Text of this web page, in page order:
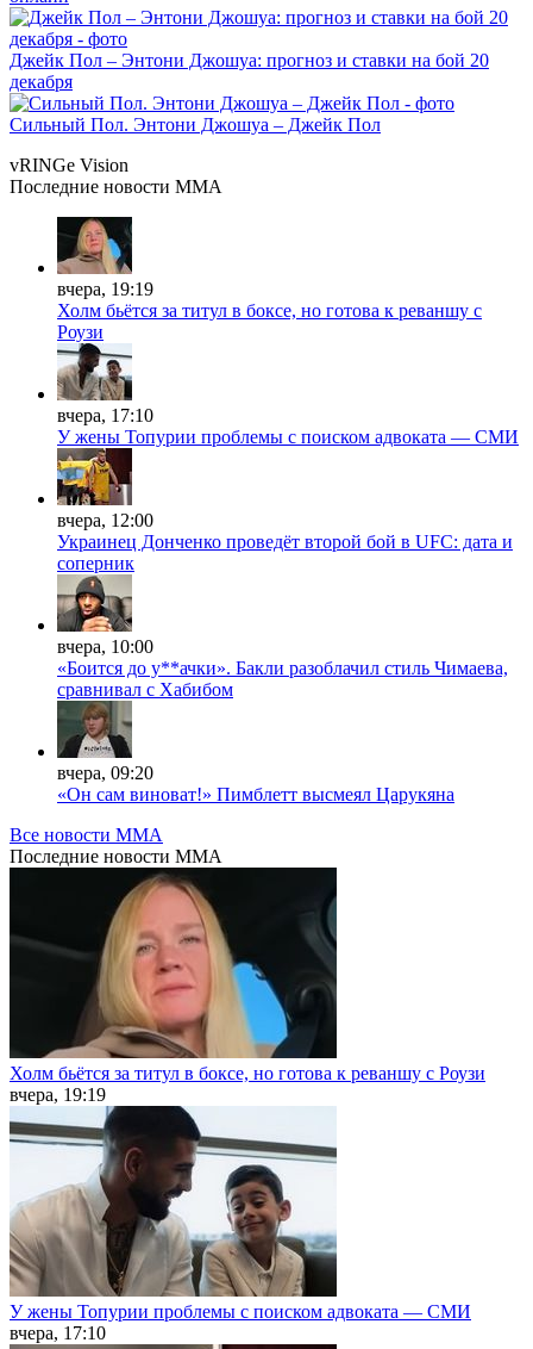
Джейк Пол – Энтони Джошуа: прогноз и ставки на бой 20
декабря
Сильный Пол. Энтони Джошуа – Джейк Пол
vRINGe Vision
Последние новости MMA
вчера, 19:19
Холм бьётся за титул в боксе, но готова к реваншу с
Роузи
вчера, 17:10
У жены Топурии проблемы с поиском адвоката — СМИ
вчера, 12:00
Украинец Донченко проведёт второй бой в UFC: дата и
соперник
вчера, 10:00
«Боится до у**ачки». Бакли разоблачил стиль Чимаева,
сравнивал с Хабибом
вчера, 09:20
«Он сам виноват!» Пимблетт высмеял Царукяна
Все новости MMA
Последние новости MMA
Холм бьётся за титул в боксе, но готова к реваншу с Роузи
вчера, 19:19
У жены Топурии проблемы с поиском адвоката — СМИ
вчера, 17:10